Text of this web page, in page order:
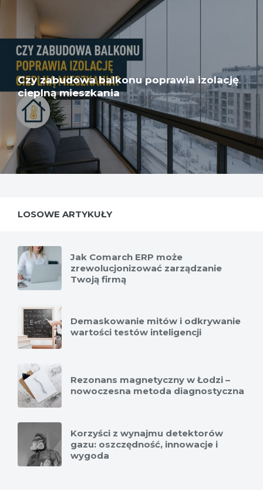
Czy zabudowa balkonu poprawia izolację
cieplną mieszkania
LOSOWE ARTYKUŁY
Jak Comarch ERP może
zrewolucjonizować zarządzanie
Twoją firmą
Demaskowanie mitów i odkrywanie
wartości testów inteligencji
Rezonans magnetyczny w Łodzi –
nowoczesna metoda diagnostyczna
Korzyści z wynajmu detektorów
gazu: oszczędność, innowacje i
wygoda